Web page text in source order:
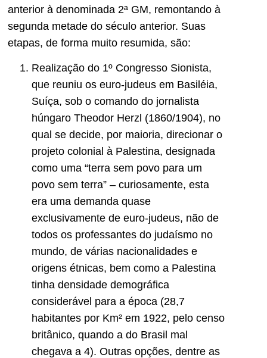
anterior à denominada 2ª GM, remontando à
segunda metade do século anterior. Suas
etapas, de forma muito resumida, são:
Realização do 1º Congresso Sionista,
que reuniu os euro-judeus em Basiléia,
Suíça, sob o comando do jornalista
húngaro Theodor Herzl (1860/1904), no
qual se decide, por maioria, direcionar o
projeto colonial à Palestina, designada
como uma “terra sem povo para um
povo sem terra” – curiosamente, esta
era uma demanda quase
exclusivamente de euro-judeus, não de
todos os professantes do judaísmo no
mundo, de várias nacionalidades e
origens étnicas, bem como a Palestina
tinha densidade demográfica
considerável para a época (28,7
habitantes por Km² em 1922, pelo censo
britânico, quando a do Brasil mal
chegava a 4). Outras opções, dentre as